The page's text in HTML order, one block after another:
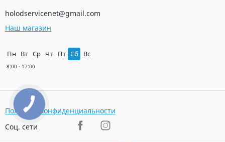
holodservicenet@gmail.com
Наш магазин
Пн Вт Ср Чт Пт Сб Вс
Политика конфиденциальности
Соц. сети
КНОПКА
ЗВ'ЯЗКУ